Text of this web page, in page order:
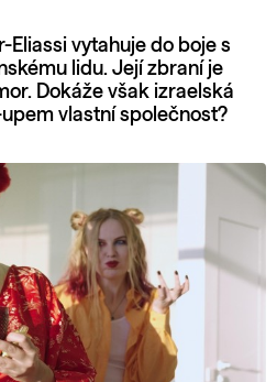
Eliassi vytahuje do boje s
lidu. Její zbraní je
Dokáže však izraelská
vlastní společnost?